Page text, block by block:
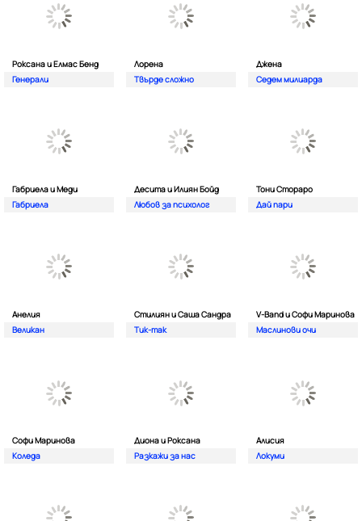
Роксана и Елмас Бенд
Генерали
Лорена
Твърде сложно
Джена
Седем милиарда
Габриела и Меди
Габриела
Десита и Илиян Бойд
Любов за психолог
Тони Стораро
Дай пари
Анелия
Великан
Стилиян и Саша Сандра
Тик-так
V-Band и Софи Маринова
Маслинови очи
Софи Маринова
Коледа
Диона и Роксана
Разкажи за нас
Алисия
Локуми